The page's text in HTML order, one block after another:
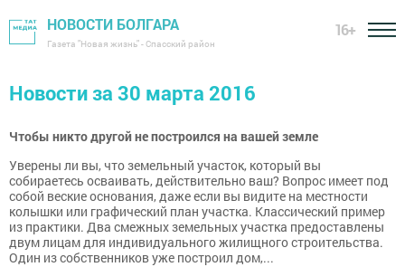
НОВОСТИ БОЛГАРА
Газета "Новая жизнь" - Спасский район
16+
Новости за 30 марта 2016
Чтобы никто другой не построился на вашей земле
Уверены ли вы, что земельный участок, который вы
собираетесь осваивать, действительно ваш? Вопрос имеет под
собой веские основания, даже если вы видите на местности
колышки или графический план участка. Классический пример
из практики. Два смежных земельных участка предоставлены
двум лицам для индивидуального жилищного строительства.
Один из собственников уже построил дом,...